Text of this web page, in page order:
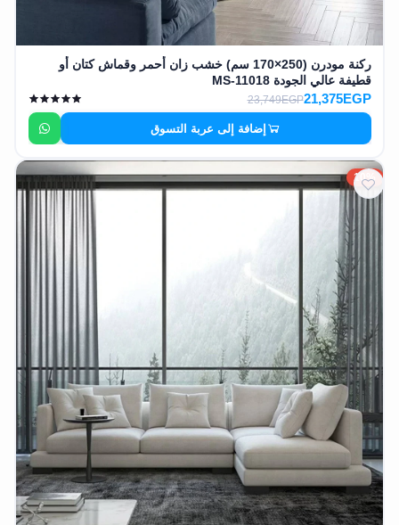
ركنة مودرن (250×170 سم) خشب زان أحمر وقماش كتان أو
قطيفة عالي الجودة MS-11018
21,375EGP
23,749EGP
إضافة إلى عربة التسوق
10%